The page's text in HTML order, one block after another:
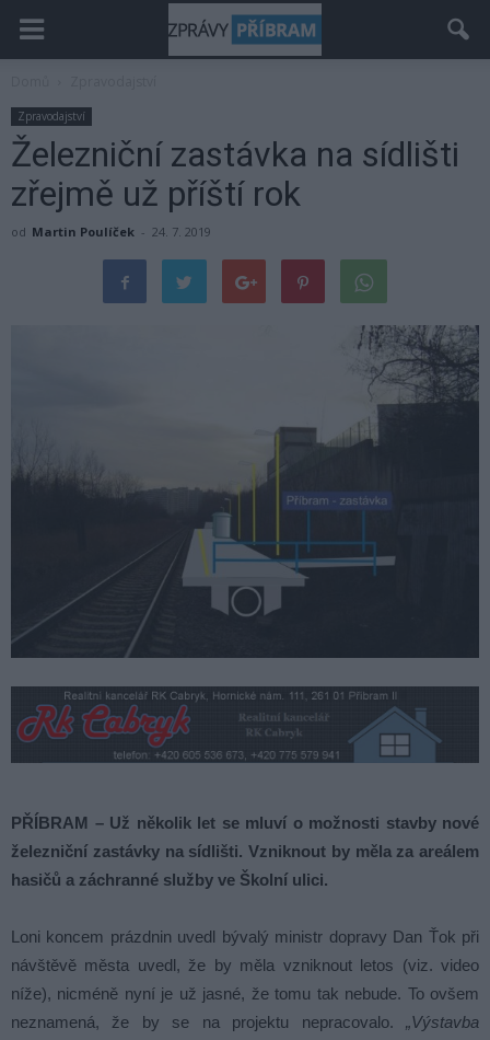
Zpravodajství
Železniční zastávka na sídlišti
zřejmě už příští rok
od Martin Poulíček - 24. 7. 2019
PŘÍBRAM – Už několik let se mluví o možnosti stavby nové
železniční zastávky na sídlišti. Vzniknout by měla za areálem
hasičů a záchranné služby ve Školní ulici.
Loni koncem prázdnin uvedl bývalý ministr dopravy Dan Ťok při
návštěvě města uvedl, že by měla vzniknout letos (viz. video
níže), nicméně nyní je už jasné, že tomu tak nebude. To ovšem
neznamená, že by se na projektu nepracovalo. „Výstavba